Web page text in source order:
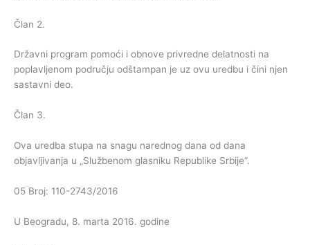
Član 2.
Državni program pomoći i obnove privredne delatnosti na
poplavljenom području odštampan je uz ovu uredbu i čini njen
sastavni deo.
Član 3.
Ova uredba stupa na snagu narednog dana od dana
objavljivanja u „Službenom glasniku Republike Srbije”.
05 Broj: 110-2743/2016
U Beogradu, 8. marta 2016. godine